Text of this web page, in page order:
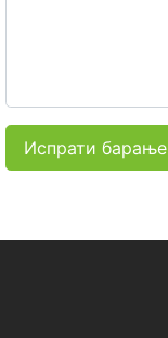
Испрати барање